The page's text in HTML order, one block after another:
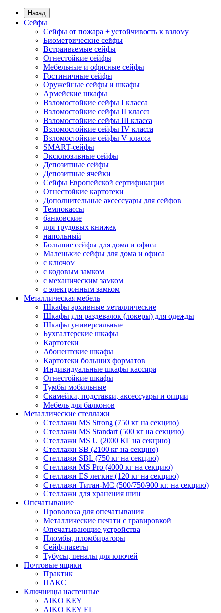
Назад
Сейфы
Сейфы от пожара + устойчивость к взлому
Биометрические сейфы
Встраиваемые сейфы
Огнестойкие сейфы
Мебельные и офисные сейфы
Гостиничные сейфы
Оружейные сейфы и шкафы
Армейские шкафы
Взломостойкие сейфы I класса
Взломостойкие сейфы II класса
Взломостойкие сейфы III класса
Взломостойкие сейфы IV класса
Взломостойкие сейфы V класса
SMART-сейфы
Эксклюзивные сейфы
Депозитные сейфы
Депозитные ячейки
Сейфы Европейской сертификации
Огнестойкие картотеки
Дополнительные аксессуары для сейфов
Темпокассы
банковские
для трудовых книжек
напольный
Большие сейфы для дома и офиса
Маленькие сейфы для дома и офиса
с ключом
с кодовым замком
с механическим замком
с электронным замком
Металлическая мебель
Шкафы архивные металлические
Шкафы для раздевалок (локеры) для одежды
Шкафы универсальные
Бухгалтерские шкафы
Картотеки
Абонентские шкафы
Картотеки больших форматов
Индивидуальные шкафы кассира
Огнестойкие шкафы
Тумбы мобильные
Скамейки, подставки, аксессуары и опции
Мебель для балконов
Металлические стеллажи
Стеллажи MS Strong (750 кг на секцию)
Стеллажи MS Standart (500 кг на секцию)
Стеллажи MS U (2000 КГ на секцию)
Стеллажи SB (2100 кг на секцию)
Стеллажи SBL (750 кг на секцию)
Стеллажи MS Pro (4000 кг на секцию)
Стеллажи ES легкие (120 кг на секцию)
Стеллажи Титан-МС (500/750/900 кг. на секцию)
Стеллажи для хранения шин
Опечатывание
Проволока для опечатывания
Металлические печати с гравировкой
Опечатывающие устройства
Пломбы, пломбираторы
Сейф-пакеты
Тубусы, пеналы для ключей
Почтовые ящики
Практик
ПАКС
Ключницы настенные
AIKO KEY
AIKO KEY EL